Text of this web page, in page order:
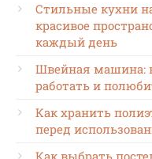
Стильные кухни
красивое
каждый день
Швейная машина:
работать и
Как хранить
перед